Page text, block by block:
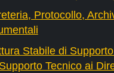
Protocollo,
Stabile di
Tecnico ai